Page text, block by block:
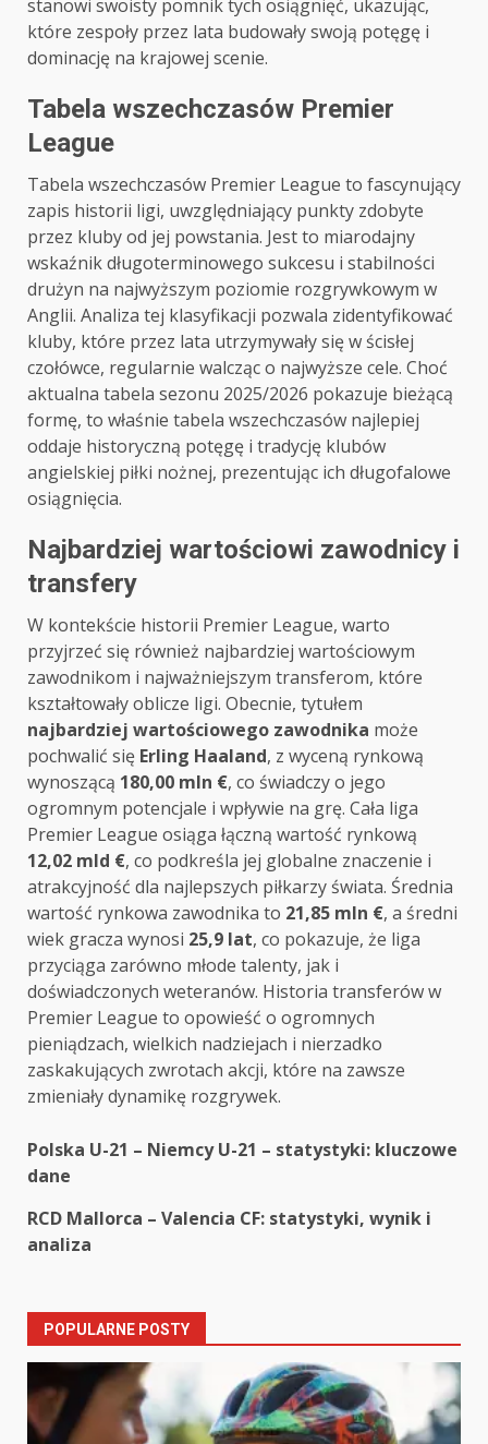
stanowi swoisty pomnik tych osiągnięć, ukazując,
które zespoły przez lata budowały swoją potęgę i
dominację na krajowej scenie.
Tabela wszechczasów Premier
League
Tabela wszechczasów Premier League to fascynujący
zapis historii ligi, uwzględniający punkty zdobyte
przez kluby od jej powstania. Jest to miarodajny
wskaźnik długoterminowego sukcesu i stabilności
drużyn na najwyższym poziomie rozgrywkowym w
Anglii. Analiza tej klasyfikacji pozwala zidentyfikować
kluby, które przez lata utrzymywały się w ścisłej
czołówce, regularnie walcząc o najwyższe cele. Choć
aktualna tabela sezonu 2025/2026 pokazuje bieżącą
formę, to właśnie tabela wszechczasów najlepiej
oddaje historyczną potęgę i tradycję klubów
angielskiej piłki nożnej, prezentując ich długofalowe
osiągnięcia.
Najbardziej wartościowi zawodnicy i
transfery
W kontekście historii Premier League, warto
przyjrzeć się również najbardziej wartościowym
zawodnikom i najważniejszym transferom, które
kształtowały oblicze ligi. Obecnie, tytułem
najbardziej wartościowego zawodnika może
pochwalić się Erling Haaland, z wyceną rynkową
wynoszącą 180,00 mln €, co świadczy o jego
ogromnym potencjale i wpływie na grę. Cała liga
Premier League osiąga łączną wartość rynkową
12,02 mld €, co podkreśla jej globalne znaczenie i
atrakcyjność dla najlepszych piłkarzy świata. Średnia
wartość rynkowa zawodnika to 21,85 mln €, a średni
wiek gracza wynosi 25,9 lat, co pokazuje, że liga
przyciąga zarówno młode talenty, jak i
doświadczonych weteranów. Historia transferów w
Premier League to opowieść o ogromnych
pieniądzach, wielkich nadziejach i nierzadko
zaskakujących zwrotach akcji, które na zawsze
zmieniały dynamikę rozgrywek.
Post
Polska U-21 – Niemcy U-21 – statystyki: kluczowe
dane
RCD Mallorca – Valencia CF: statystyki, wynik i
analiza
POPULARNE POSTY